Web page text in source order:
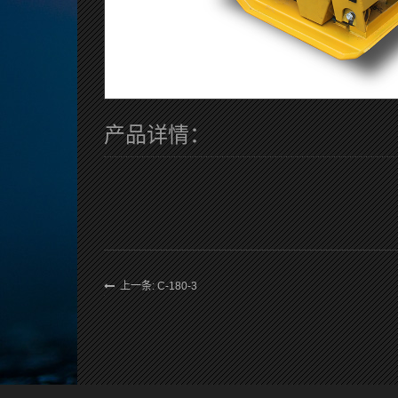
产品详情：
上一条: C-180-3